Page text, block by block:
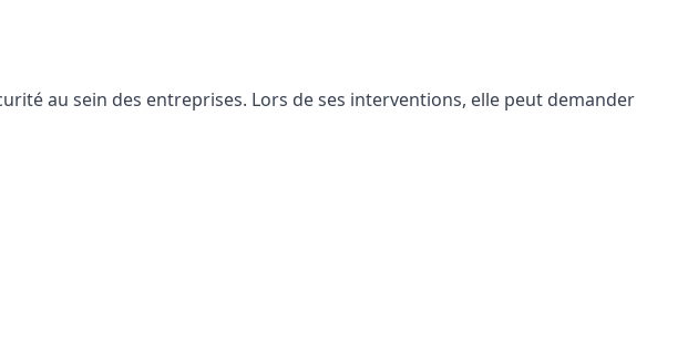
au sein des entreprises. Lors de ses interventions, elle peut demander